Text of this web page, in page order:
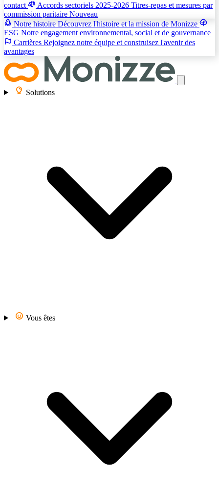
contact
Accords sectoriels 2025-2026 Titres-repas et mesures par
commission paritaire Nouveau
Notre histoire Découvrez l'histoire et la mission de Monizze
ESG Notre engagement environnemental, social et de gouvernance
Carrières Rejoignez notre équipe et construisez l'avenir des
avantages
Solutions
Vous êtes